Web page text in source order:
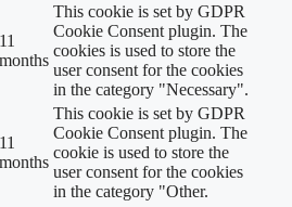
11
months
This cookie is set by GDPR
Cookie Consent plugin. The
cookies is used to store the
user consent for the cookies
in the category "Necessary".
11
months
This cookie is set by GDPR
Cookie Consent plugin. The
cookie is used to store the
user consent for the cookies
in the category "Other.